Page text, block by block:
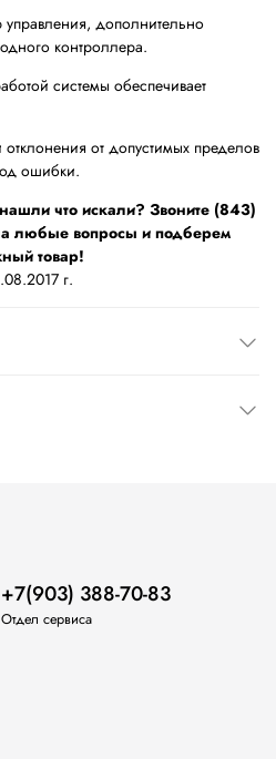
управления, дополнительно
контроллера.
системы обеспечивает
от допустимых пределов
ошибки.
что искали? Звоните (843)
любые вопросы и подберем
товар!
г.
+7(903) 388-70-83
Отдел сервиса